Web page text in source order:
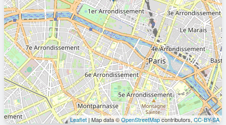
Leaflet| Map data ©OpenStreetMapcontributors, CC-BY-SA